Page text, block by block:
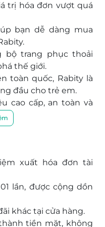
Tự, Quận Đống Đa,
Plaza Bắc Từ Liêm,
Quận Bắc Từ Liêm,
Nguyễn Chí
Quận Đống Đa, Hà
Mega Mall
Quận Thanh Xuân, Hà
Phú, 78-80 Trần
Hòa
Center Landmark
22, Quận Bình
trị hóa đơn vượt quá
bạn dễ dàng mua
bộ trang phục thoải
thế giới.
toàn quốc, Rabity là
đầu cho trẻ em.
cao cấp, an toàn và
ý nghĩa cho bé yêu
ưu đãi hấp dẫn
sắm tiện lợi, nhanh
xuất hóa đơn tài
lần, được cộng dồn
khác tại cửa hàng.
tiền mặt, không